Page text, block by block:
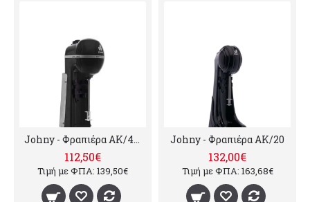
Johny - Φραπιέρα ΑΚ/4-2Τ ΕΠΙΤΟΙΧΙΑ ECO
112,50€
Τιμή με ΦΠΑ: 139,50€
Johny - Φραπιέρα ΑΚ/20
132,00€
Τιμή με ΦΠΑ: 163,68€